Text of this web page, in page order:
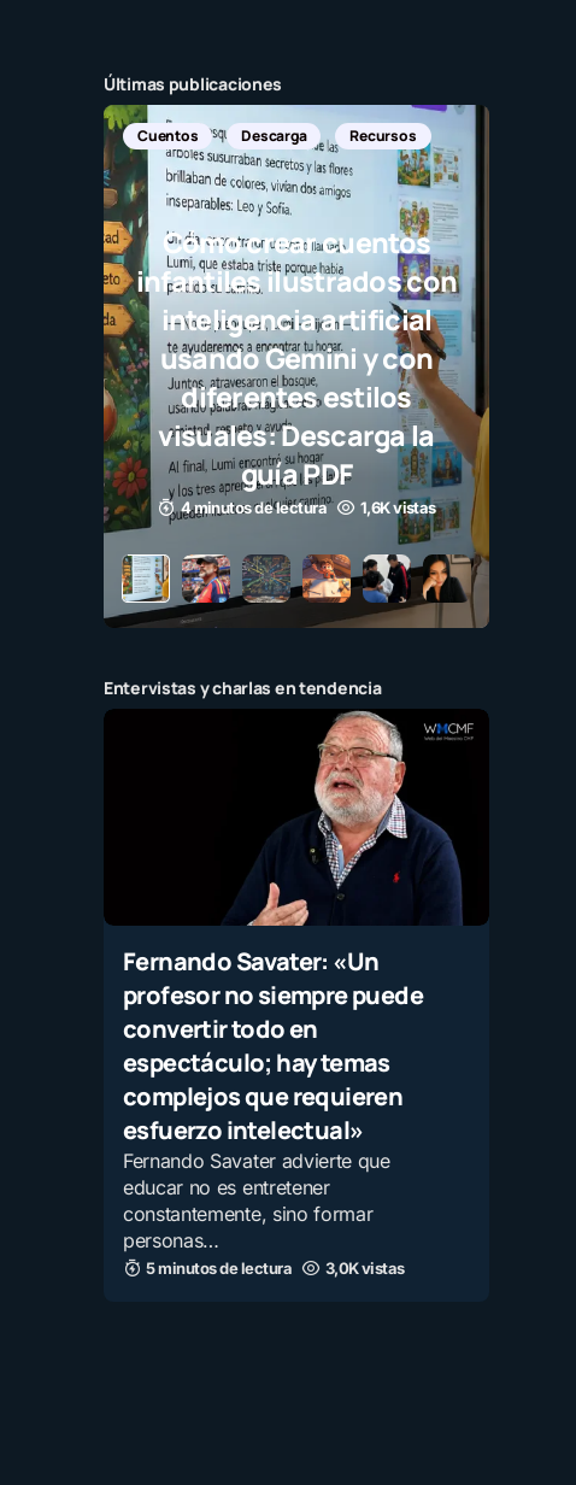
Últimas publicaciones
Cuentos Descarga Recursos
Cómo crear cuentos
infantiles ilustrados con
inteligencia artificial
usando Gemini y con
diferentes estilos
visuales: Descarga la
guía PDF
4 minutos de lectura 1,6K vistas
Entervistas y charlas en tendencia
Fernando Savater: «Un
profesor no siempre puede
convertir todo en
espectáculo; hay temas
complejos que requieren
esfuerzo intelectual»
Fernando Savater advierte que
educar no es entretener
constantemente, sino formar
personas…
5 minutos de lectura 3,0K vistas